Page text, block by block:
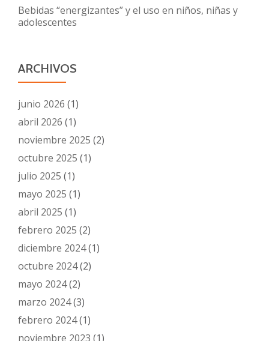
Bebidas “energizantes” y el uso en niños, niñas y
adolescentes
ARCHIVOS
junio 2026 (1)
abril 2026 (1)
noviembre 2025 (2)
octubre 2025 (1)
julio 2025 (1)
mayo 2025 (1)
abril 2025 (1)
febrero 2025 (2)
diciembre 2024(1)
octubre 2024(2)
mayo 2024(2)
marzo 2024(3)
febrero 2024(1)
noviembre 2023 (1)